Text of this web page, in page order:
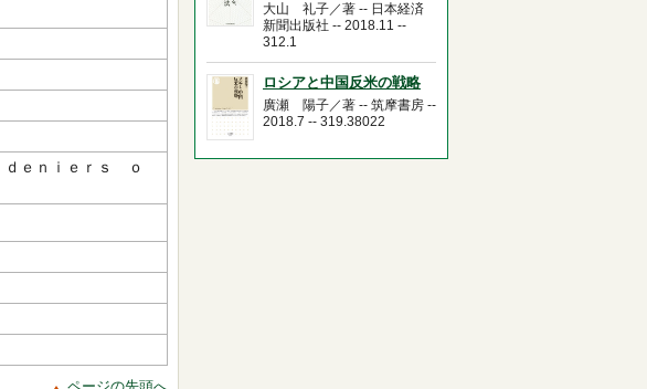
ｅｎｉｅｒｓ ｏ
大山 礼子／著 -- 日本経済
新聞出版社 -- 2018.11 --
312.1
ロシアと中国反米の戦略
廣瀬 陽子／著 -- 筑摩書房 --
2018.7 -- 319.38022